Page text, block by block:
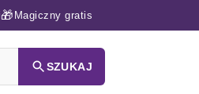
🎁 Magiczny gratis
SZUKAJ